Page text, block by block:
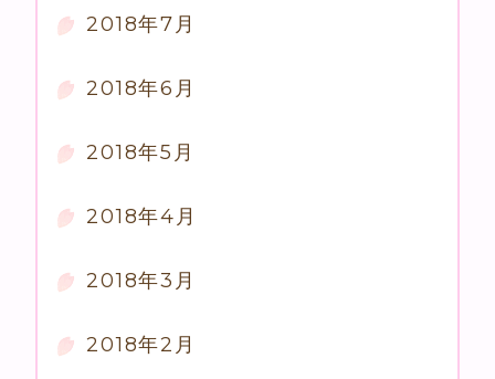
2018年7月
2018年6月
2018年5月
2018年4月
2018年3月
2018年2月